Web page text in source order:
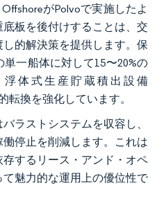
がPolvoで実施したよ
板を後付けすることは、交
的解決策を提供します。保
一船体に対して15〜20%の
体式生産貯蔵積出設備
転換を強化しています。
ラストシステムを収容し、
停止を削減します。これは
するリース・アンド・オペ
魅力的な運用上の優位性で